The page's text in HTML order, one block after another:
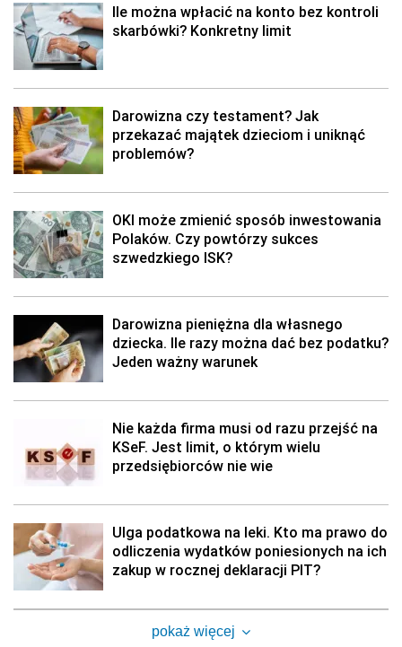
Ile można wpłacić na konto bez kontroli
skarbówki? Konkretny limit
Darowizna czy testament? Jak
przekazać majątek dzieciom i uniknąć
problemów?
OKI może zmienić sposób inwestowania
Polaków. Czy powtórzy sukces
szwedzkiego ISK?
Darowizna pieniężna dla własnego
dziecka. Ile razy można dać bez podatku?
Jeden ważny warunek
Nie każda firma musi od razu przejść na
KSeF. Jest limit, o którym wielu
przedsiębiorców nie wie
Ulga podatkowa na leki. Kto ma prawo do
odliczenia wydatków poniesionych na ich
zakup w rocznej deklaracji PIT?
pokaż więcej